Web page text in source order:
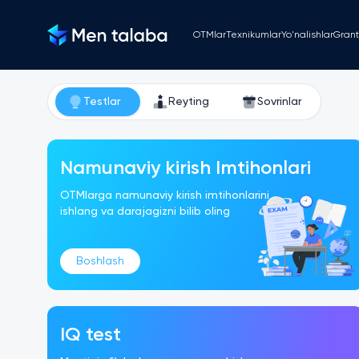
OTMlarTexnikumlarYo'nalishlar
Testlar Reyting Sovrinlar
Namunaviy kirish Imtihonlari
OTMlarga namunaviy kirish imtihonlarini
ishlang va darajagizni bilib oling
Boshlash
IQ test